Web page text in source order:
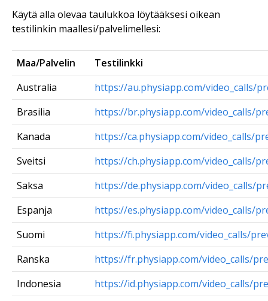
Käytä alla olevaa taulukkoa löytääksesi oikean
testilinkin maallesi/palvelimellesi:
Maa/Palvelin
Testilinkki
Australia
https://au.physiapp.com/video_calls/
Brasilia
https://br.physiapp.com/video_calls/
Kanada
https://ca.physiapp.com/video_calls/
Sveitsi
https://ch.physiapp.com/video_calls/
Saksa
https://de.physiapp.com/video_calls/
Espanja
https://es.physiapp.com/video_calls/
Suomi
https://fi.physiapp.com/video_calls/
Ranska
https://fr.physiapp.com/video_calls/
Indonesia
https://id.physiapp.com/video_calls/